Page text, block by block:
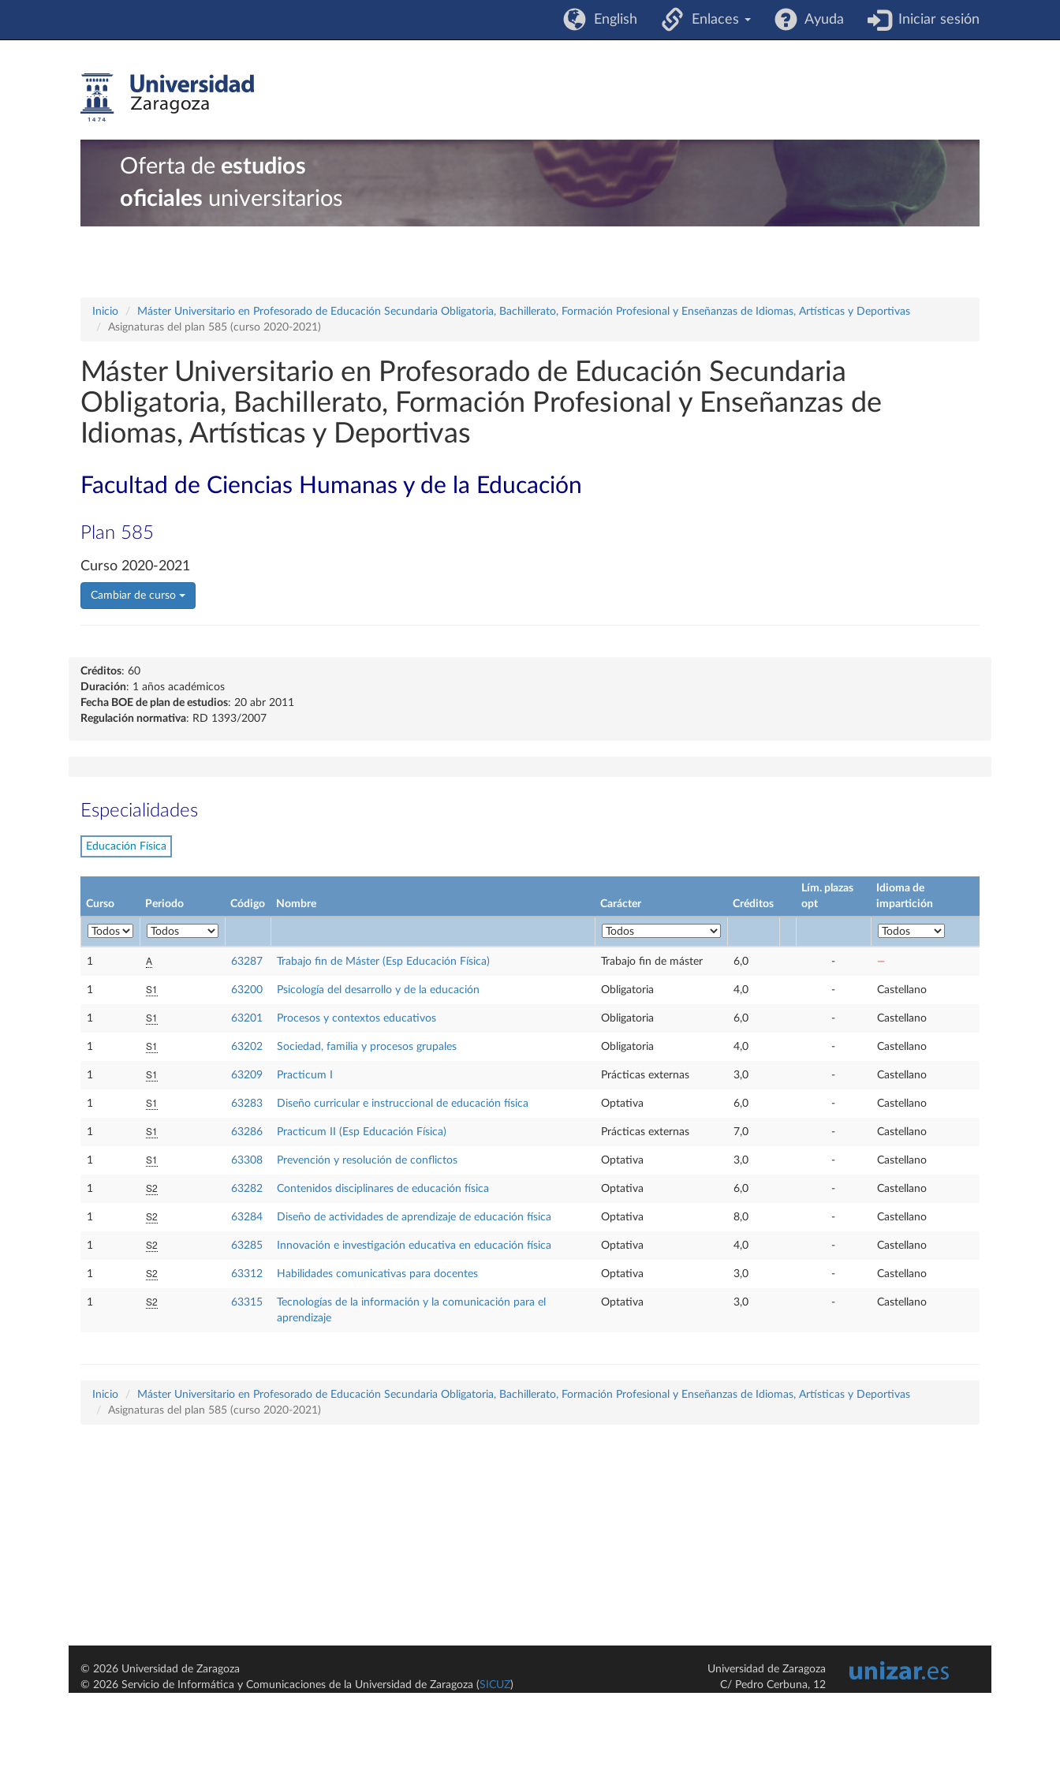
English Enlaces Ayuda Iniciar sesión
Oferta de estudios
oficiales universitarios
Inicio
Máster Universitario en Profesorado de Educación Secundaria Obligatoria, Bachillerato, Formación Profesional y Enseñanzas de Idiomas, Artísticas y Deportivas
Asignaturas del plan 585 (curso 2020-2021)
Máster Universitario en Profesorado de Educación Secundaria
Obligatoria, Bachillerato, Formación Profesional y Enseñanzas de
Idiomas, Artísticas y Deportivas
Facultad de Ciencias Humanas y de la Educación
Plan 585
Curso 2020-2021
Cambiar de curso
Créditos: 60
Duración: 1 años académicos
Fecha BOE de plan de estudios: 20 abr 2011
Regulación normativa: RD 1393/2007
Especialidades
Educación Física
Curso Periodo Código Nombre Carácter Créditos
Lím. plazas
opt
Idioma de
impartición
1 A 63287 Trabajo fin de Máster (Esp Educación Física) Trabajo fin de máster 6,0 - —
1 S1 63200 Psicología del desarrollo y de la educación Obligatoria 4,0 - Castellano
1 S1 63201 Procesos y contextos educativos Obligatoria 6,0 - Castellano
1 S1 63202 Sociedad, familia y procesos grupales Obligatoria 4,0 - Castellano
1 S1 63209 Practicum I Prácticas externas 3,0 - Castellano
1 S1 63283 Diseño curricular e instruccional de educación física Optativa 6,0 - Castellano
1 S1 63286 Practicum II (Esp Educación Física) Prácticas externas 7,0 - Castellano
1 S1 63308 Prevención y resolución de conflictos Optativa 3,0 - Castellano
1 S2 63282 Contenidos disciplinares de educación física Optativa 6,0 - Castellano
1 S2 63284 Diseño de actividades de aprendizaje de educación física Optativa 8,0 - Castellano
1 S2 63285 Innovación e investigación educativa en educación física Optativa 4,0 - Castellano
1 S2 63312 Habilidades comunicativas para docentes Optativa 3,0 - Castellano
1 S2 63315
Tecnologías de la información y la comunicación para el
aprendizaje
Optativa 3,0 - Castellano
Inicio
Máster Universitario en Profesorado de Educación Secundaria Obligatoria, Bachillerato, Formación Profesional y Enseñanzas de Idiomas, Artísticas y Deportivas
Asignaturas del plan 585 (curso 2020-2021)
© 2026 Universidad de Zaragoza
© 2026 Servicio de Informática y Comunicaciones de la Universidad de Zaragoza (SICUZ)
Universidad de Zaragoza
C/ Pedro Cerbuna, 12